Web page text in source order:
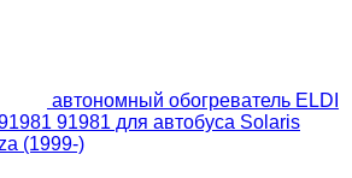
автономный обогреватель ELDI
91981 для автобуса Solaris
(1999-)